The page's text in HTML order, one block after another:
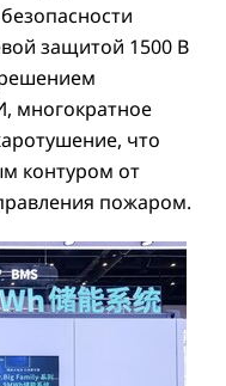
защитой 1500 В
многократное
что
контуром от
пожаром.